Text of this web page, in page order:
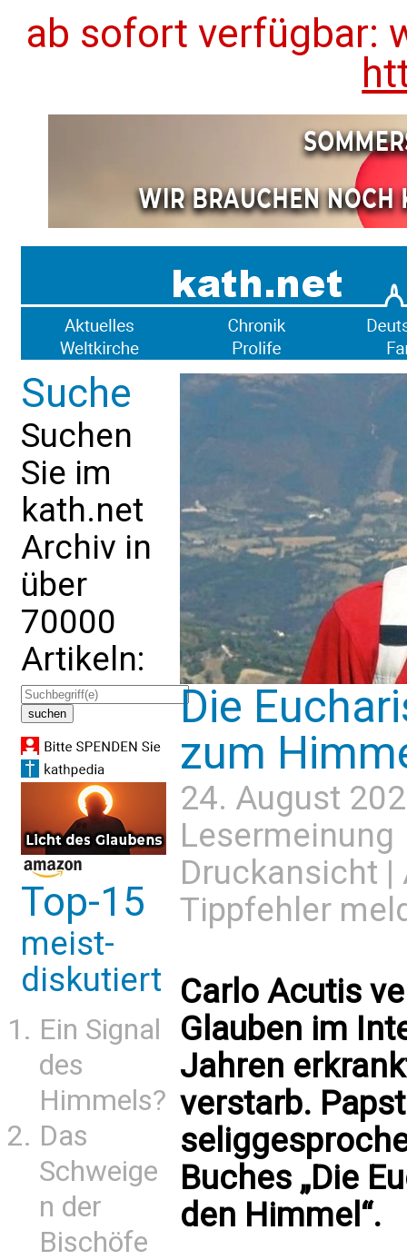
ab sofort verfügbar:
Suche
Suchen
Sie im
kath.net
Archiv in
über
70000
Artikeln:
Top-15
meist-
diskutiert
Ein Signal
des
Himmels?
Das
Schweige
n der
Bischöfe
Die
zum
24. August
Lesermeinung
Druckansicht |
Tippfehler
Carlo Acutis
Glauben im
Jahren
verstarb.
Buches „Die
den Himmel“.